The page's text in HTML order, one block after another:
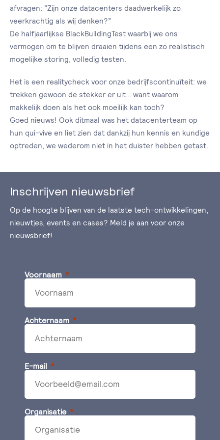
afvragen: “Zijn onze datacenters daadwerkelijk zo
veerkrachtig als wij denken?”
De halfjaarlijkse BlackBuildingTest waarbij we ons
vermogen om te blijven draaien tijdens een zo realistisch
mogelijke storing, volledig testen.
Het is een realitycheck voor onze bedrijfscontinuïteit: we
trekken gewoon de stekker er uit… want waarom
makkelijk doen als het ook moeilijk kan toch?
Goed nieuws! Ook ditmaal was het datacenterteam op
hun qui-vive en liet zien dat dankzij hun kennis en kundige
optreden, we wederom niet in het duister hebben getast.
Inschrijven nieuwsbrief
Op de hoogte blijven van de laatste tech-ontwikkelingen,
nieuwtjes, events en cases? Meld je aan voor onze
nieuwsbrief!
Voornaam
Achternaam
E-mail
Organisatie